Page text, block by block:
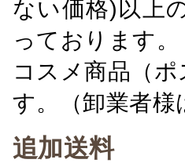
ない価格)以上
っております。
コスメ商品（
す。（卸業者様
追加送料